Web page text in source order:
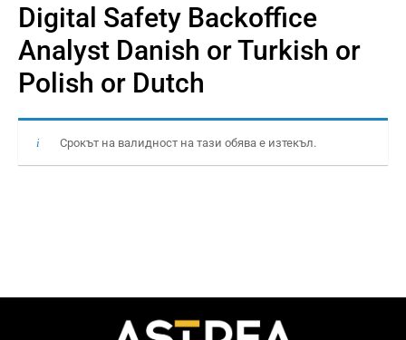
Digital Safety Backoffice
Analyst Danish or Turkish or
Polish or Dutch
Срокът на валидност на тази обява е изтекъл.